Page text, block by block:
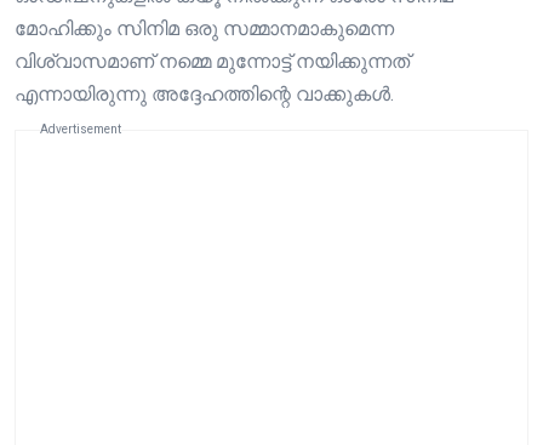
മോഹിക്കും സിനിമ ഒരു സമ്മാനമാകുമെന്ന
വിശ്വാസമാണ് നമ്മെ മുന്നോട്ട് നയിക്കുന്നത്
എന്നായിരുന്നു അദ്ദേഹത്തിന്റെ വാക്കുകൾ.
Advertisement